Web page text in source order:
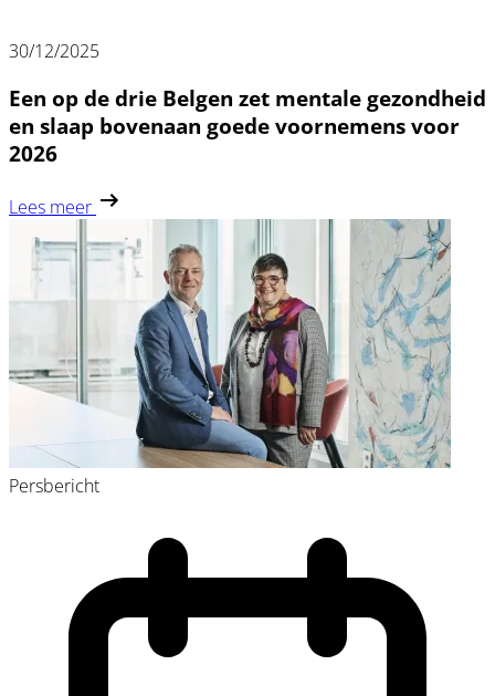
30/12/2025
Een op de drie Belgen zet mentale gezondheid
en slaap bovenaan goede voornemens voor
2026
Lees meer
Persbericht